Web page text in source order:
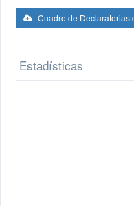
Cuadro de Declaratorias
Estadísticas